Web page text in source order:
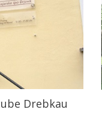
Drebkau